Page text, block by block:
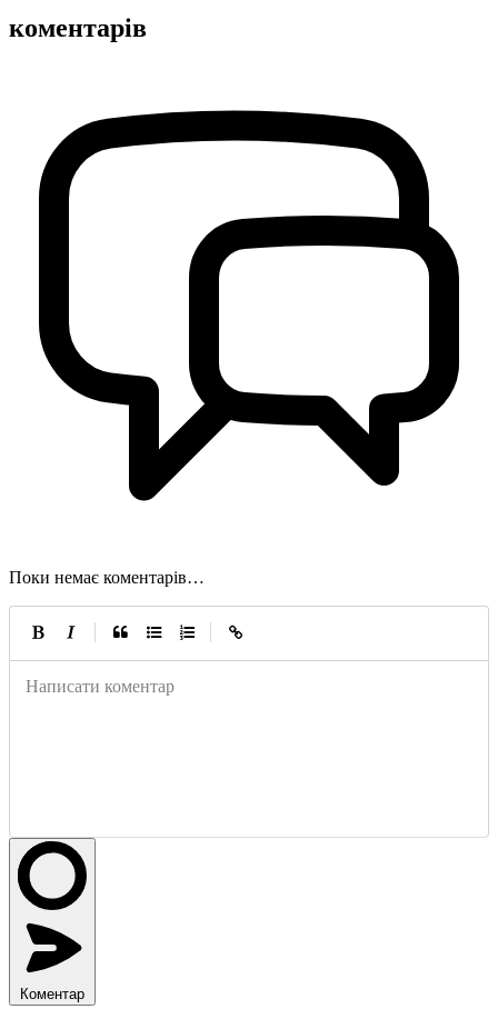
коментарів
Поки немає коментарів…
Написати коментар
Коментар